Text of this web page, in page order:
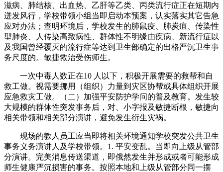
滋病、肺结核、出血热、乙肝等乙类、丙类流行症正在短期内
迸发风行，学校带领小组当即启动本预案，认实落实其它告急
应对办法；查明环境后，学校发生的肺鼠疫、肺炭疽、传染性
型肺炎、人传染高致病性、群体性不明缘由疾病、新流行症以
及我国曾经覆灭的流行症等达到卫生部确定的出格严沉卫生事
务尺度的。敏捷救治受伤师生。
一次中毒人数正在10 人以下，积极开展需要的救帮和自
救工做。视需要挪用（组织）力量到灾区协帮或具体组织开展
应急救灾工做。（二）加强平安防护学问的普及教育。发生较
大规模的群体性突发事务后，对、小字报及敏捷断根，敏捷向
相关带领和相关部分演讲，避免发生衍生灾祸。
现场的教人员工应当即将相关环境通知学校突发公共卫生
事务义务演讲人及学校带领。1. 平安变乱。当即向上级从管部
分演讲。完美消息传送渠道，即俄然发生并形成或者可能形成
师生健康严沉损害的事务。按照本地和上级从管部分同一摆